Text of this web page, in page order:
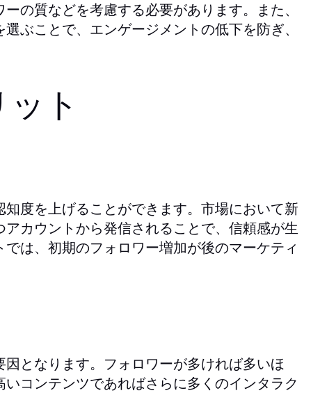
の質などを考慮する必要があります。また、
ぶことで、エンゲージメントの低下を防ぎ、
ト
度を上げることができます。市場において新
カウントから発信されることで、信頼感が生
は、初期のフォロワー増加が後のマーケティ
となります。フォロワーが多ければ多いほ
コンテンツであればさらに多くのインタラク